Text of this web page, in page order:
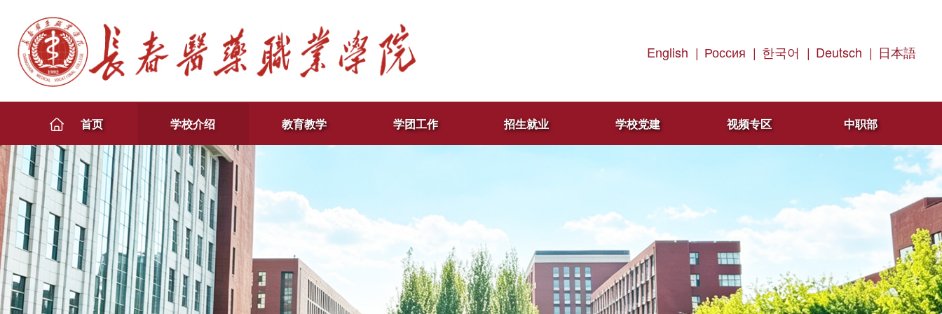
English | Россия | 한국어 | Deutsch | 日本語
首页 学校介绍 教育教学 学团工作 招生就业 学校党建 视频专区 中职部